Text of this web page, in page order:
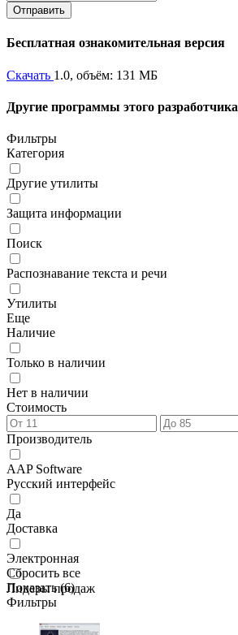
Бесплатная ознакомительная версия
Скачать 1.0, объём: 131 МБ
Другие программы этого разработчика
Фильтры
Категория
Другие утилиты
Защита информации
Поиск
Распознавание текста и речи
Утилиты
Еще
Наличие
Только в наличии
Нет в наличии
Стоимость
Производитель
AAP Software
Русский интерфейс
Да
Доставка
Электронная
Лидеры продаж
Сбросить все
Показать (6)
Фильтры